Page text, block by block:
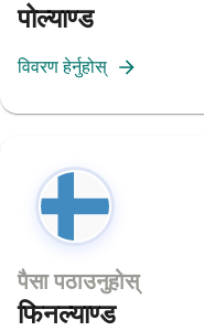
पोल्याण्ड
विवरण हेर्नुहोस्
पैसा पठाउनुहोस्
फिनल्याण्ड